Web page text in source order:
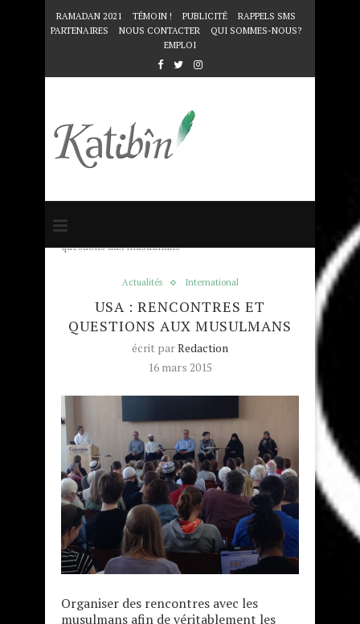
RAMADAN 2021 TÉMOIN ! PUBLICITÉ
RAPPELS SMS
PARTENAIRES
NOUS CONTACTER
QUI SOMMES-NOUS?
EMPLOI
Accueil
questions aux musulmans
Actualités International
USA : RENCONTRES ET
QUESTIONS AUX MUSULMANS
écrit parRedaction
16 mars 2015
Organiser des rencontres avec les
musulmans afin de véritablement les